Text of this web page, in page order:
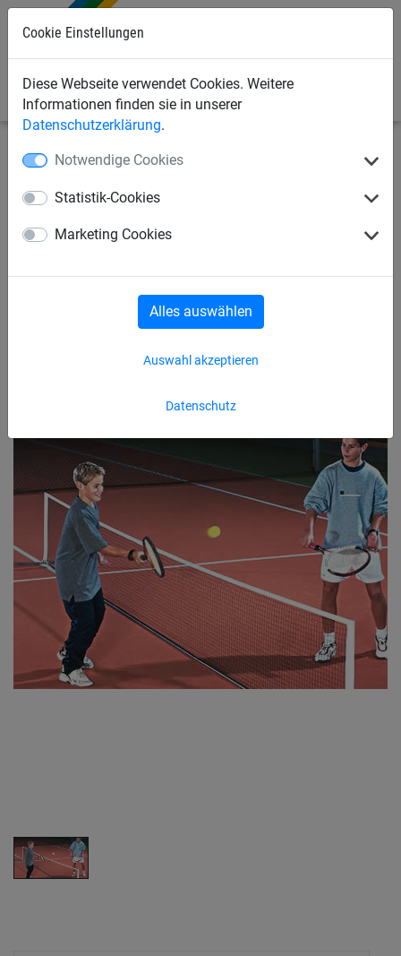
Cookie Einstellungen
Diese Webseite verwendet Cookies. Weitere
Informationen finden sie in unserer
Datenschutzerklärung.
Notwendige Cookies
Statistik-Cookies
Marketing Cookies
Datenschutz
Auswahl akzeptieren
Alles auswählen
Sportnetze Tennis Kinder-Tennisnetze
Pfostengarnitur für
Kindertennis, 0,70 x 6 m